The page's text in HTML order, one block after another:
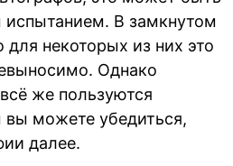
В замкнутом
для некоторых из них это
Однако
же пользуются
вы можете убедиться,
далее.